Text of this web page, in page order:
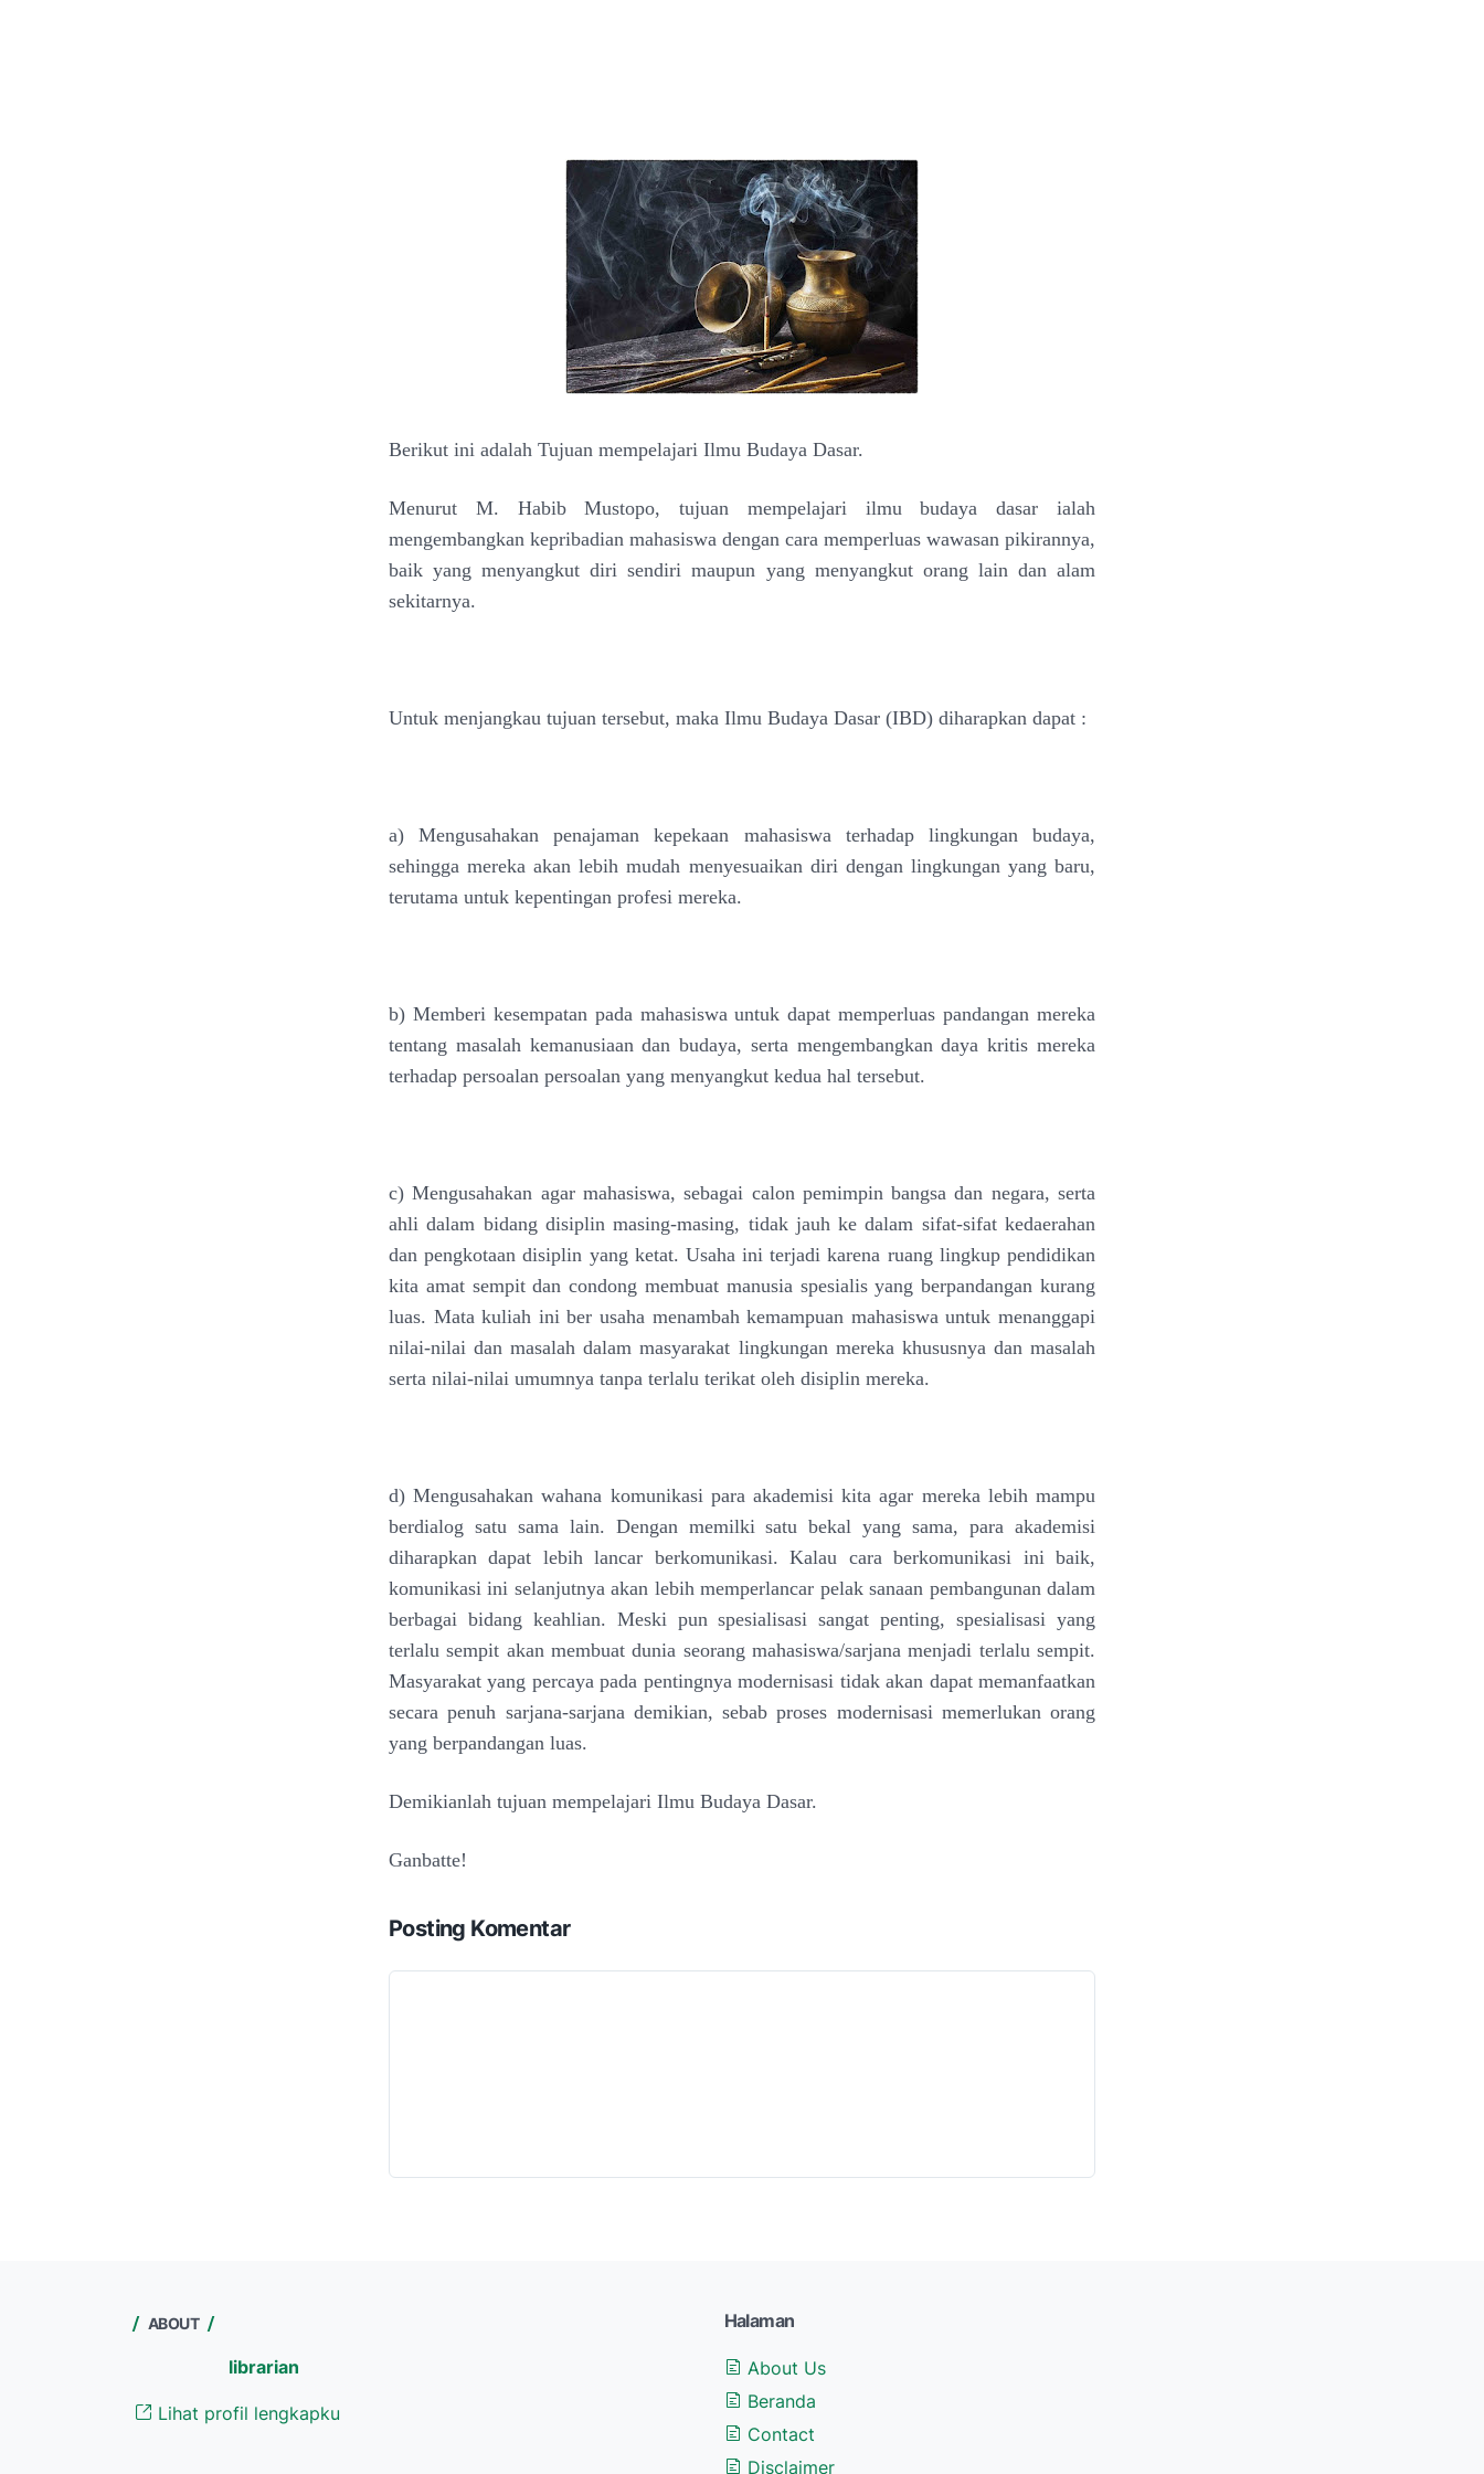
Berikut ini adalah Tujuan mempelajari Ilmu Budaya Dasar.
Menurut M. Habib Mustopo, tujuan mempelajari ilmu budaya dasar ialah
mengembangkan kepribadian mahasiswa dengan cara memperluas wawasan pikirannya,
baik yang menyangkut diri sendiri maupun yang menyangkut orang lain dan alam
sekitarnya.
Untuk menjangkau tujuan tersebut, maka Ilmu Budaya Dasar (IBD) diharapkan dapat :
a) Mengusahakan penajaman kepekaan mahasiswa terhadap lingkungan budaya,
sehingga mereka akan lebih mudah menyesuaikan diri dengan lingkungan yang baru,
terutama untuk kepentingan profesi mereka.
b) Memberi kesempatan pada mahasiswa untuk dapat memperluas pandangan mereka
tentang masalah kemanusiaan dan budaya, serta mengembangkan daya kritis mereka
terhadap persoalan persoalan yang menyangkut kedua hal tersebut.
c) Mengusahakan agar mahasiswa, sebagai calon pemimpin bangsa dan negara, serta
ahli dalam bidang disiplin masing-masing, tidak jauh ke dalam sifat-sifat kedaerahan
dan pengkotaan disiplin yang ketat. Usaha ini terjadi karena ruang lingkup pendidikan
kita amat sempit dan condong membuat manusia spesialis yang berpandangan kurang
luas. Mata kuliah ini ber usaha menambah kemampuan mahasiswa untuk menanggapi
nilai-nilai dan masalah dalam masyarakat lingkungan mereka khususnya dan masalah
serta nilai-nilai umumnya tanpa terlalu terikat oleh disiplin mereka.
d) Mengusahakan wahana komunikasi para akademisi kita agar mereka lebih mampu
berdialog satu sama lain. Dengan memilki satu bekal yang sama, para akademisi
diharapkan dapat lebih lancar berkomunikasi. Kalau cara berkomunikasi ini baik,
komunikasi ini selanjutnya akan lebih memperlancar pelak sanaan pembangunan dalam
berbagai bidang keahlian. Meski pun spesialisasi sangat penting, spesialisasi yang
terlalu sempit akan membuat dunia seorang mahasiswa/sarjana menjadi terlalu sempit.
Masyarakat yang percaya pada pentingnya modernisasi tidak akan dapat memanfaatkan
secara penuh sarjana-sarjana demikian, sebab proses modernisasi memerlukan orang
yang berpandangan luas.
Demikianlah tujuan mempelajari Ilmu Budaya Dasar.
Ganbatte!
Posting Komentar
ABOUT
librarian
Lihat profil lengkapku
Halaman
About Us
Beranda
Contact
Disclaimer